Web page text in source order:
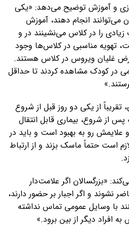
و آموزش توضیح می‌دهد: «یکی
می‌توانند انجام دهند، آموزش
را در کلاس می‌نشینند در و
تهویه مناسبی در کلاس‌ها وجود
غلیان ویروس در کلاس هستند.
در کودک مشاهده کردند تا حداقل
از یکی دو روز قبل از شروع
پس از شروع، بیماری قابل انتقال
رو به بهبود است و باید در
است حتماً ماسک بزند و از ارتباط
«بزرگسالان اگر علامت‌دار
نشوند و اگر اجبار بر حضور دارند،
با وسایل عمومی تماس نداشته
افراد دیگر از بین برود.»